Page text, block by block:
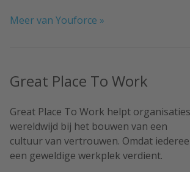
Meer van Youforce »
Great Place To Work
Great Place To Work helpt organisaties
wereldwijd bij het bouwen van een
cultuur van vertrouwen. Omdat
een geweldige werkplek verdient.